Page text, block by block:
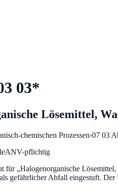
03*
Lösemittel,
chemischen Prozessen›07 03
eANV-pflichtig
für „Halogenorganische
gefährlicher Abfall eingestuft. Der